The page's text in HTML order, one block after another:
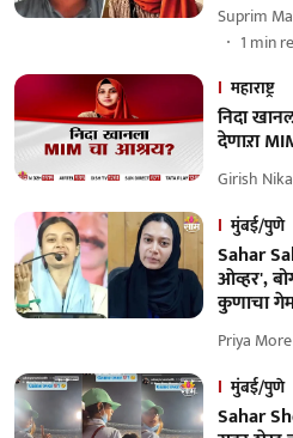
Suprim
1 min
महाराष्ट्र
निदा
देणाऱा
Girish
मुंबई/पुणे
Sahar
ओव्हर',
कुणाचा
Priya More
मुंबई/पुणे
Sahar